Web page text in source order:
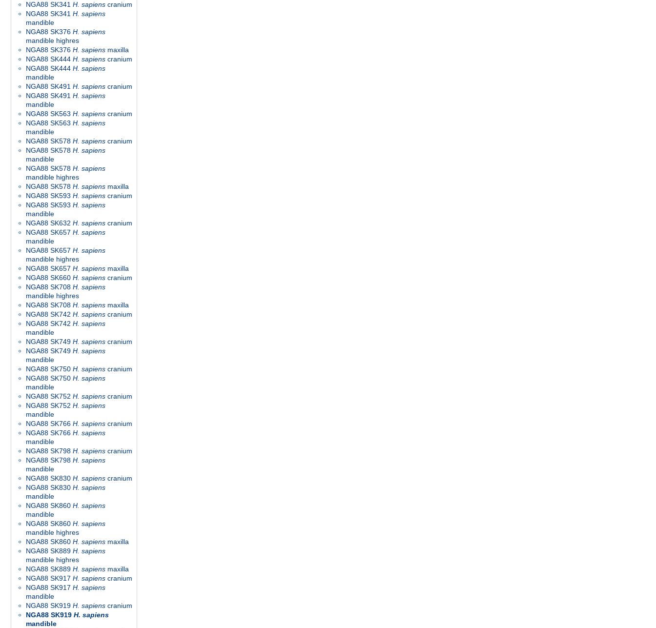
NGA88 SK341 H. sapiens cranium
NGA88 SK341 H. sapiens
mandible
NGA88 SK376 H. sapiens
mandible highres
NGA88 SK376 H. sapiens maxilla
NGA88 SK444 H. sapiens cranium
NGA88 SK444 H. sapiens
mandible
NGA88 SK491 H. sapiens cranium
NGA88 SK491 H. sapiens
mandible
NGA88 SK563 H. sapiens cranium
NGA88 SK563 H. sapiens
mandible
NGA88 SK578 H. sapiens cranium
NGA88 SK578 H. sapiens
mandible
NGA88 SK578 H. sapiens
mandible highres
NGA88 SK578 H. sapiens maxilla
NGA88 SK593 H. sapiens cranium
NGA88 SK593 H. sapiens
mandible
NGA88 SK632 H. sapiens cranium
NGA88 SK657 H. sapiens
mandible
NGA88 SK657 H. sapiens
mandible highres
NGA88 SK657 H. sapiens maxilla
NGA88 SK660 H. sapiens cranium
NGA88 SK708 H. sapiens
mandible highres
NGA88 SK708 H. sapiens maxilla
NGA88 SK742 H. sapiens cranium
NGA88 SK742 H. sapiens
mandible
NGA88 SK749 H. sapiens cranium
NGA88 SK749 H. sapiens
mandible
NGA88 SK750 H. sapiens cranium
NGA88 SK750 H. sapiens
mandible
NGA88 SK752 H. sapiens cranium
NGA88 SK752 H. sapiens
mandible
NGA88 SK766 H. sapiens cranium
NGA88 SK766 H. sapiens
mandible
NGA88 SK798 H. sapiens cranium
NGA88 SK798 H. sapiens
mandible
NGA88 SK830 H. sapiens cranium
NGA88 SK830 H. sapiens
mandible
NGA88 SK860 H. sapiens
mandible
NGA88 SK860 H. sapiens
mandible highres
NGA88 SK860 H. sapiens maxilla
NGA88 SK889 H. sapiens
mandible highres
NGA88 SK889 H. sapiens maxilla
NGA88 SK917 H. sapiens cranium
NGA88 SK917 H. sapiens
mandible
NGA88 SK919 H. sapiens cranium
NGA88 SK919 H. sapiens
mandible